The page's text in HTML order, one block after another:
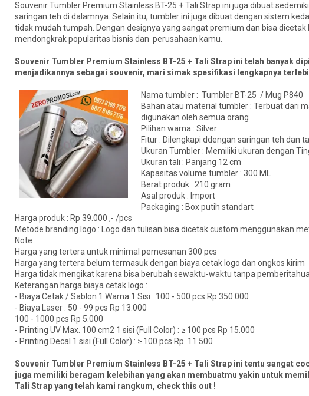
Souvenir Tumbler Premium Stainless BT-25 + Tali Strap ini juga dibuat
saringan teh di dalamnya. Selain itu, tumbler ini juga dibuat dengan sistem
tidak mudah tumpah. Dengan designya yang sangat premium dan bisa
mendongkrak popularitas bisnis dan perusahaan kamu.
Souvenir Tumbler Premium Stainless BT-25 + Tali Strap ini telah banyak
menjadikannya sebagai souvenir, mari simak spesifikasi lengkapnya
Nama tumbler : Tumbler BT-25 / Mug P840
Bahan atau material tumbler : Terbuat dari
digunakan oleh semua orang
Pilihan warna : Silver
Fitur : Dilengkapi ddengan saringan teh dan
Ukuran Tumbler : Memiliki ukuran dengan
Ukuran tali : Panjang 12 cm
Kapasitas volume tumbler : 300 ML
Berat produk : 210 gram
Asal produk : Import
Packaging : Box putih standart
Harga produk : Rp 39.000 ,- /pcs
Metode branding logo : Logo dan tulisan bisa dicetak custom menggunakan
Note :
Harga yang tertera untuk minimal pemesanan 300 pcs
Harga yang tertera belum termasuk dengan biaya cetak logo dan ongkos kirim
Harga tidak mengikat karena bisa berubah sewaktu-waktu tanpa
Keterangan harga biaya cetak logo :
- Biaya Cetak / Sablon 1 Warna 1 Sisi : 100 - 500 pcs Rp 350.000
- Biaya Laser : 50 - 99 pcs Rp 13.000
100 - 1000 pcs Rp 5.000
- Printing UV Max. 100 cm2 1 sisi (Full Color) : ≥ 100 pcs Rp 15.000
- Printing Decal 1 sisi (Full Color) : ≥ 100 pcs Rp 11.500
Souvenir Tumbler Premium Stainless BT-25 + Tali Strap ini tentu sangat
juga memiliki beragam kelebihan yang akan membuatmu yakin untuk
Tali Strap yang telah kami rangkum, check this out !